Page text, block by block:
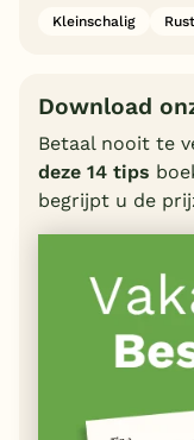
Kleinschalig
Download
Betaal nooit te
deze 14 tips
begrijpt u de